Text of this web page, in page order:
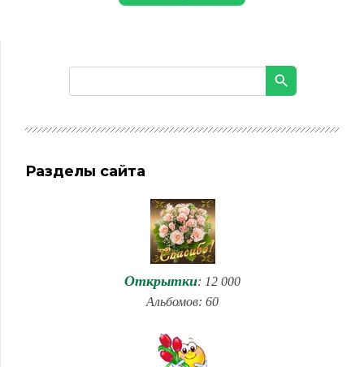
Разделы сайта
Открытки: 12 000
Альбомов: 60